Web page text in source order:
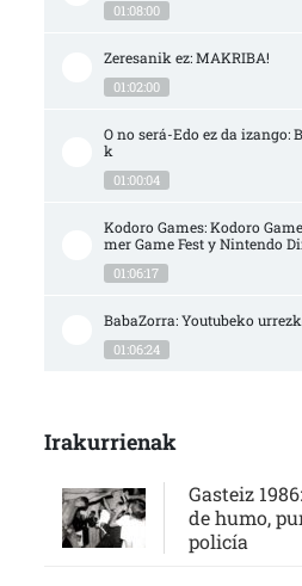
01:08:00
Zeresanik ez: MAKRIBA!
01:02:00
O no será-Edo ez da izango:
k
01:00:04
Kodoro Games: Kodoro
mer Game Fest y Nintendo
01:06:17
BabaZorra: Youtubeko
01:06:24
Irakurrienak
Gasteiz
de humo,
policía